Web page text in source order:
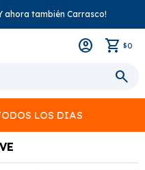
ahora también Carrasco!
$0
LOS DIAS